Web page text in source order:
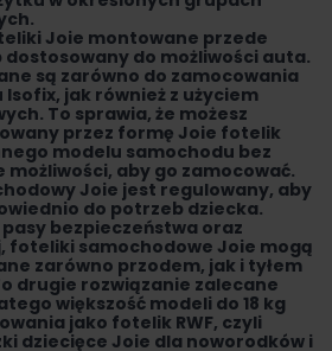
.
Joie montowane przede
dostosowany do możliwości auta.
są zarówno do zamocowania
jak również z użyciem
. To sprawia, że możesz
przez formę Joie fotelik
modelu samochodu bez
możliwości, aby go zamocować.
Joie jest regulowany, aby
do potrzeb dziecka.
bezpieczeństwa oraz
foteliki samochodowe Joie mogą
zarówno przodem, jak i tyłem
drugie rozwiązanie zalecane
większość modeli do 18 kg
jako fotelik RWF, czyli
dziecięce Joie dla noworodków i